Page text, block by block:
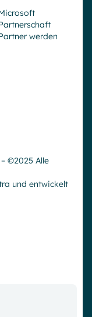
werden
– ©2025 Alle
und entwickelt